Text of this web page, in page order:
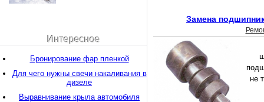
Замена
не
Интересное
Бронирование фар пленкой
Для чего нужны свечи накаливания в
дизеле
Выравнивание крыла автомобиля